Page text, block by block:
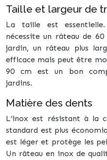
Taille et largeur de
La taille est
nécessite un râteau de
jardin, un râteau plus
efficace mais peut être
90 cm est un bon
jardins.
Matière des dents
L’inox est résistant à la
standard est plus
est léger et protège les
Un râteau en inox de